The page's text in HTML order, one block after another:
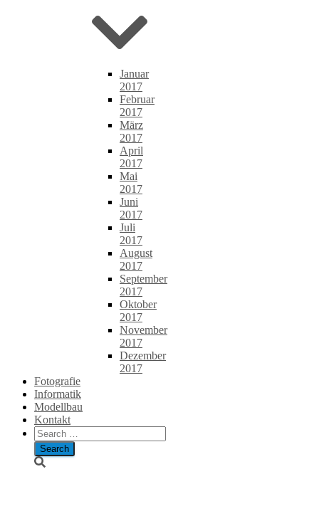
Januar
2017
Februar
2017
März
2017
April
2017
Mai
2017
Juni
2017
Juli
2017
August
2017
September
2017
Oktober
2017
November
2017
Dezember
2017
Fotografie
Informatik
Modellbau
Kontakt
Search
for: